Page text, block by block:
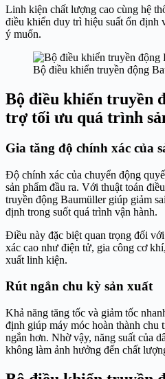
Linh kiện chất lượng cao cùng hệ
điều khiển duy trì hiệu suất ổn định
ý muốn.
Bộ điều khiển truyền động
Bộ điều khiển truyền
trợ tối ưu quá trình
Gia tăng độ chính xác của
Độ chính xác của chuyển động
sản phẩm đầu ra. Với thuật toán
truyền động Baumüller giúp giảm
định trong suốt quá trình vận hành.
Điều này đặc biệt quan trọng đối
xác cao như điện tử, gia công cơ
xuất linh kiện.
Rút ngắn chu kỳ sản xuất
Khả năng tăng tốc và giảm tốc
định giúp máy móc hoàn thành chu
ngắn hơn. Nhờ vậy, năng suất của
không làm ảnh hưởng đến chất